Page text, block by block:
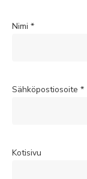
Nimi *
Sähköpostiosoite *
Kotisivu